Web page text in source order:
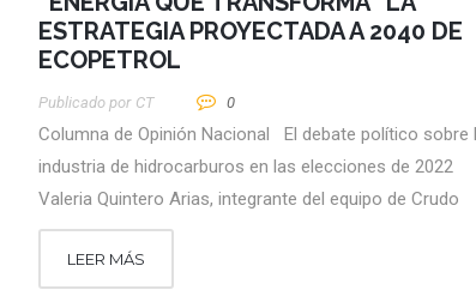
ESTRATEGIA PROYECTADA A 2040 DE
ECOPETROL
Publicado por CT 0
Columna de Opinión Nacional El debate político sobre
industria de hidrocarburos en las elecciones de 2022
Valeria Quintero Arias, integrante del equipo de Crudo
LEER MÁS